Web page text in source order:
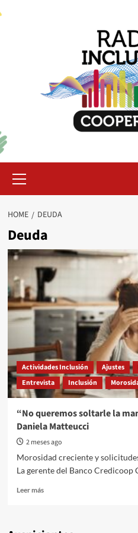
Menu
HOME DEUDA
Deuda
Actividades Inclusión Ajustes
Entrevista
Inclusión
“No queremos soltarle la
Daniela Matteucci
2 meses ago
Morosidad creciente y
La gerente del Banco Credicoop
Leer másRead